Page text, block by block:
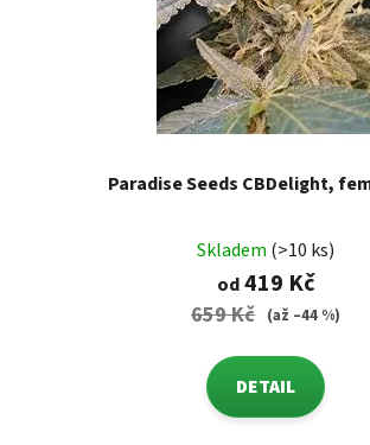
Paradise Seeds CBDelight,
Skladem (>10 ks)
od419 Kč
659 Kč (až –44 %)
DETAIL